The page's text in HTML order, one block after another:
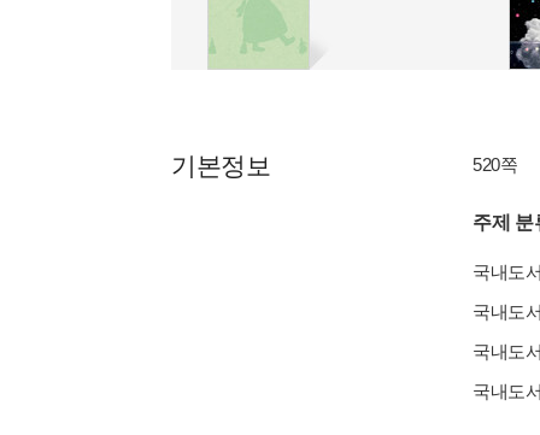
기본정보 520쪽
주제 분
국내도
국내도
국내도
국내도